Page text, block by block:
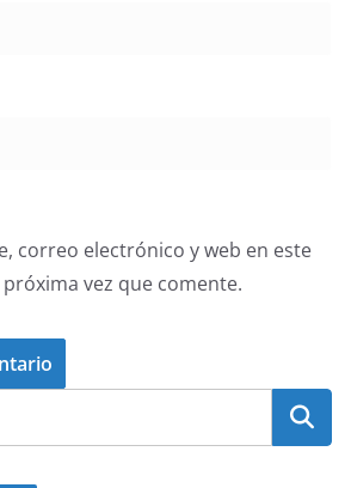
correo electrónico y web en este
vez que comente.